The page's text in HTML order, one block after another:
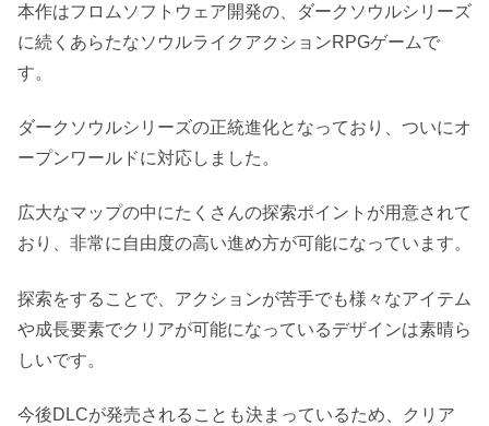
本作はフロムソフトウェア開発の、ダークソウルシリーズ
に続くあらたなソウルライクアクションRPGゲームで
す。
ダークソウルシリーズの正統進化となっており、ついにオ
ープンワールドに対応しました。
広大なマップの中にたくさんの探索ポイントが用意されて
おり、非常に自由度の高い進め方が可能になっています。
探索をすることで、アクションが苦手でも様々なアイテム
や成長要素でクリアが可能になっているデザインは素晴ら
しいです。
今後DLCが発売されることも決まっているため、クリア